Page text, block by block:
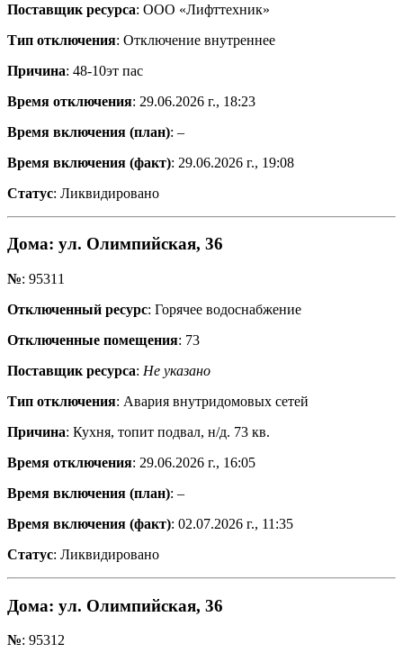
Поставщик ресурса: ООО «Лифттехник»
Тип отключения: Отключение внутреннее
Причина: 48-10эт пас
Время отключения: 29.06.2026 г., 18:23
Время включения (план): –
Время включения (факт): 29.06.2026 г., 19:08
Статус: Ликвидировано
Дома: ул. Олимпийская, 36
№: 95311
Отключенный ресурс: Горячее водоснабжение
Отключенные помещения: 73
Поставщик ресурса: Не указано
Тип отключения: Авария внутридомовых сетей
Причина: Кухня, топит подвал, н/д. 73 кв.
Время отключения: 29.06.2026 г., 16:05
Время включения (план): –
Время включения (факт): 02.07.2026 г., 11:35
Статус: Ликвидировано
Дома: ул. Олимпийская, 36
№: 95312